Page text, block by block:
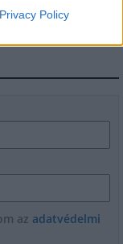
Privacy Policy
az adatvédelmi